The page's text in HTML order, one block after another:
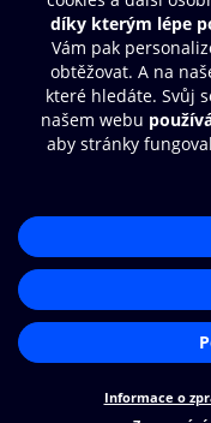
Moje O2 Knihovna
Další zábava
Nákupní řád
Přístupnost
Zásady zpracování
Cookies
Nastavení cookies